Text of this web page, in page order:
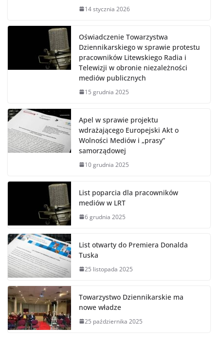
14 stycznia 2026
Oświadczenie Towarzystwa
Dziennikarskiego w sprawie protestu
pracowników Litewskiego Radia i
Telewizji w obronie niezależności
mediów publicznych
15 grudnia 2025
Apel w sprawie projektu
wdrażającego Europejski Akt o
Wolności Mediów i „prasy”
samorządowej
10 grudnia 2025
List poparcia dla pracowników
mediów w LRT
6 grudnia 2025
List otwarty do Premiera Donalda
Tuska
25 listopada 2025
Towarzystwo Dziennikarskie ma
nowe władze
25 października 2025